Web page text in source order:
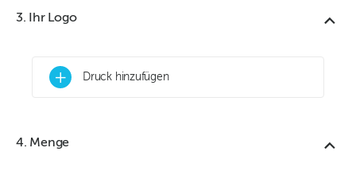
3. Ihr Logo
+ Druck hinzufügen
4. Menge